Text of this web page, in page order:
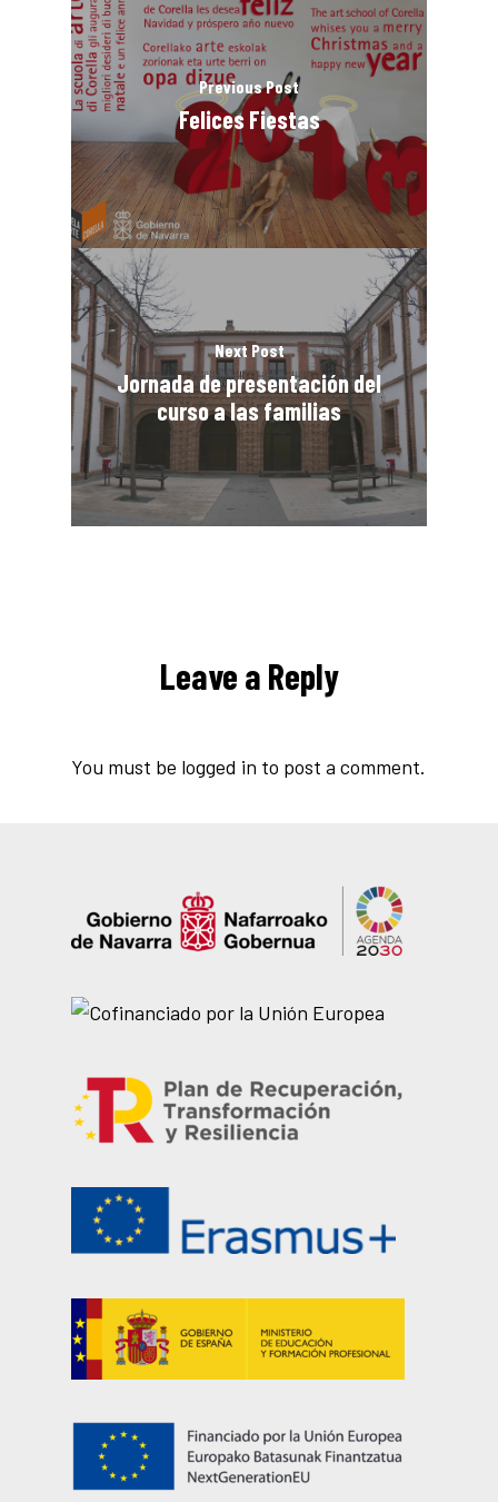
Previous Post
Felices Fiestas
Next Post
Jornada de presentación del
curso a las familias
Leave a Reply
You must be logged in to post a comment.